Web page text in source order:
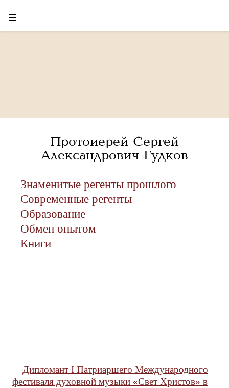
☰
Протоиерей Сергей
Александрович Гудков
Знаменитые регенты прошлого
Современные регенты
Образование
Обмен опытом
Книги
Дипломант I Патриаршего Международного
фестиваля духовной музыки «Свет Христов» в